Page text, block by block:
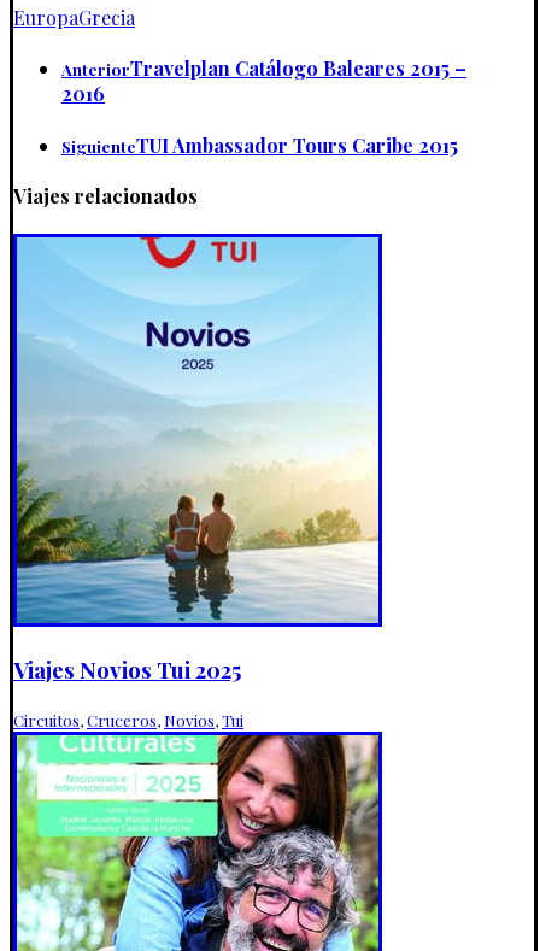
EuropaGrecia
AnteriorTravelplan Catálogo Baleares 2015 –
2016
SiguienteTUI Ambassador Tours Caribe 2015
Viajes relacionados
Viajes Novios Tui 2025
Circuitos,Cruceros, Novios,Tui